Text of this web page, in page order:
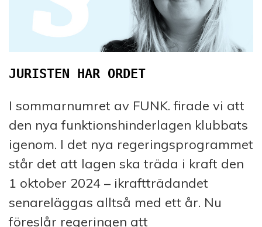
I sommarnumret av FUNK. firade vi att
den nya funktionshinderlagen klubbats
igenom. I det nya regeringsprogrammet
står det att lagen ska träda i kraft den
1 oktober 2024 – ikraftträdandet
senareläggas alltså med ett år. Nu
föreslår regeringen att